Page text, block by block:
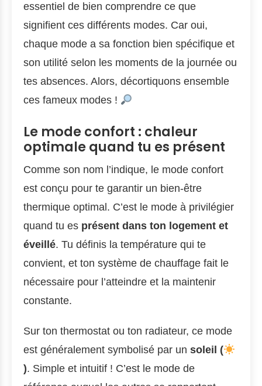
essentiel de bien comprendre ce que
signifient ces différents modes. Car oui,
chaque mode a sa fonction bien spécifique et
son utilité selon les moments de la journée ou
tes absences. Alors, décortiquons ensemble
ces fameux modes !
Le mode confort : chaleur
optimale quand tu es présent
Comme son nom l’indique, le mode confort
est conçu pour te garantir un bien-être
thermique optimal. C’est le mode à privilégier
quand tu es présent dans ton logement et
éveillé. Tu définis la température qui te
convient, et ton système de chauffage fait le
nécessaire pour l’atteindre et la maintenir
constante.
Sur ton thermostat ou ton radiateur, ce mode
est généralement symbolisé par un soleil (
). Simple et intuitif ! C’est le mode de